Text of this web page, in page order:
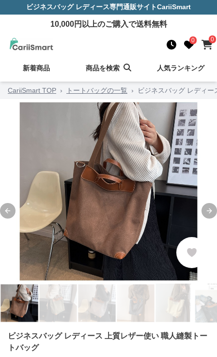
ビジネスバッグ レディース専門通販サイトCariiSmart
10,000円以上のご購入で送料無料
0 0
新着商品 商品を検索 人気ランキング
CariiSmart TOP › トートバッグの一覧 › ビジネスバッグ レディ
Previous slide
ビジネスバッグ レディース 上質レザー使い 職人縫製トー
トバッグ